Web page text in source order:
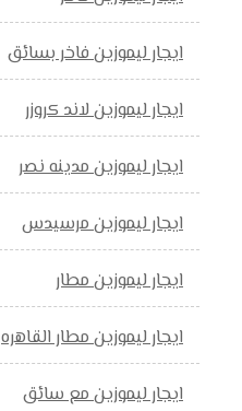
ايجار ليموزين فاخر بسائق
ايجار ليموزين لاند كروزر
ايجار ليموزين مدينه نصر
ايجار ليموزين مرسيدس
ايجار ليموزين مطار
ايجار ليموزين مطار القاهره
ايجار ليموزين مع سائق